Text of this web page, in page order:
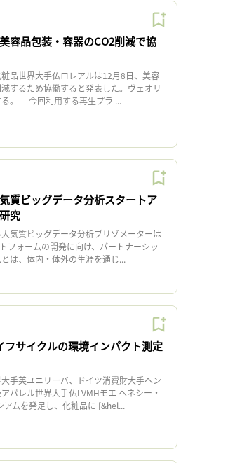
容品包装・容器のCO2削減で協
品世界大手仏ロレアルは12月8日、美容
するため協働すると発表した。ヴェオリ
る。 今回利用する再生プラ ...
質ビッグデータ分析スタートア
究
気質ビッグデータ分析ブリゾメーターは
フォームの開発に向け、パートナーシッ
は、体内・体外の生涯を通じ...
フサイクルの環境インパクト測定
手英ユニリーバ、ドイツ消費財大手ヘン
パレル世界大手仏LVMHモエ ヘネシー・
ムを発足し、化粧品に [&hel...